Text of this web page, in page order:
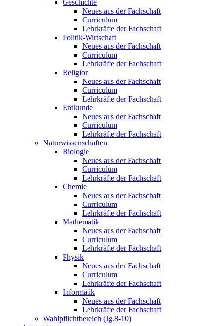
Geschichte
Neues aus der Fachschaft
Curriculum
Lehrkräfte der Fachschaft
Politik-Wirtschaft
Neues aus der Fachschaft
Curriculum
Lehrkräfte der Fachschaft
Religion
Neues aus der Fachschaft
Curriculum
Lehrkräfte der Fachschaft
Erdkunde
Neues aus der Fachschaft
Curriculum
Lehrkräfte der Fachschaft
Naturwissenschaften
Biologie
Neues aus der Fachschaft
Curriculum
Lehrkräfte der Fachschaft
Chemie
Neues aus der Fachschaft
Curriculum
Lehrkräfte der Fachschaft
Mathematik
Neues aus der Fachschaft
Curriculum
Lehrkräfte der Fachschaft
Physik
Neues aus der Fachschaft
Curriculum
Lehrkräfte der Fachschaft
Informatik
Neues aus der Fachschaft
Lehrkräfte der Fachschaft
Wahlpflichtbereich (Jg.8-10)